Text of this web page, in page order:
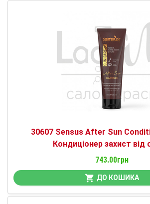
30607 Sensus After Sun
Кондиціонер захист від
743.00грн
ДО КОШИКА